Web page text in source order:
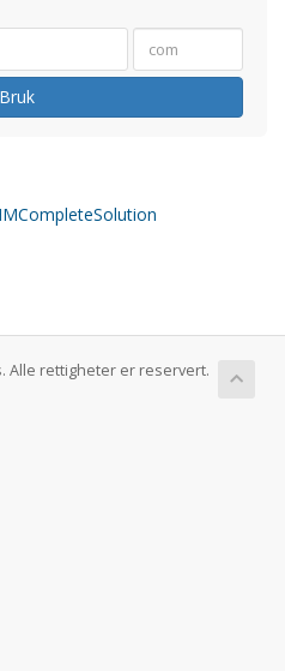
Bruk
Alle rettigheter er reservert.